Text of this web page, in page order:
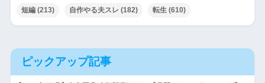
短編(213) 自作やる夫スレ (182) 転生(610)
ピックアップ記事